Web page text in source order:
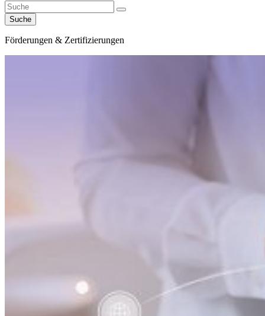
Suche
Förderungen & Zertifizierungen